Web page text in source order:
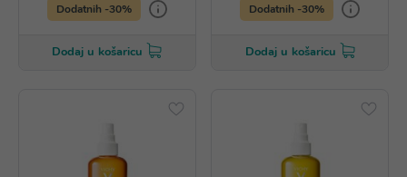
Dodatnih -30%
Dodaj u košaricu
Dodatnih -30%
Dodaj u košaricu